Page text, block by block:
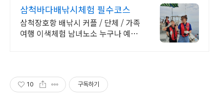
삼척바다배낚시체험 필수코스
삼척장호항 배낚시 커플 / 단체 / 가족
여행 이색체험 남녀노소 누구나 예약
10 구독하기